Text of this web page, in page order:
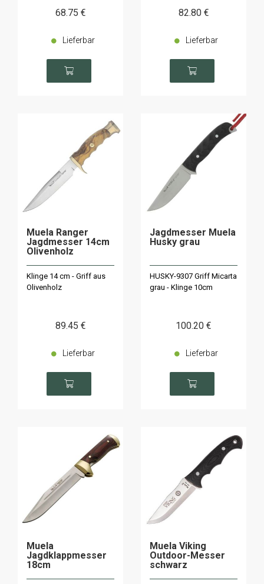
68.75 €
Lieferbar
82.80 €
Lieferbar
Muela Ranger
Jagdmesser 14cm
Olivenholz
Klinge 14 cm - Griff aus
Olivenholz
89.45 €
Lieferbar
Jagdmesser Muela
Husky grau
HUSKY-9307 Griff Micarta
grau - Klinge 10cm
100.20 €
Lieferbar
Muela
Jagdklappmesser
18cm
Muela Viking
Outdoor-Messer
schwarz